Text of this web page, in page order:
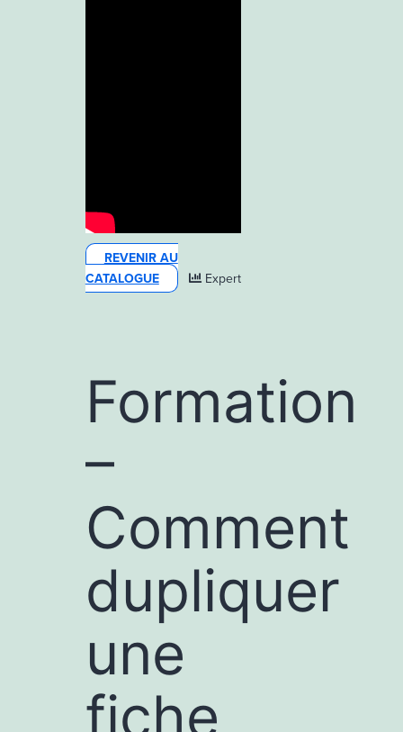
REVENIR AU
CATALOGUE
Expert
Formation
–
Comment
dupliquer
une
fiche